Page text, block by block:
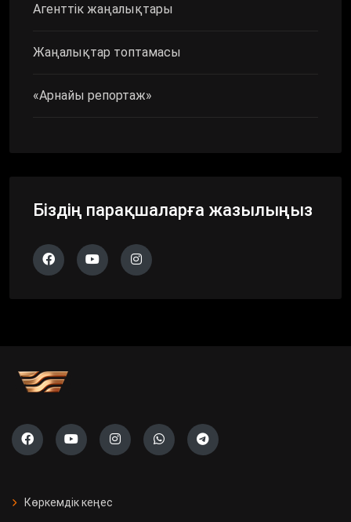
Агенттік жаңалықтары
Жаңалықтар топтамасы
«Арнайы репортаж»
Біздің парақшаларға жазылыңыз
Көркемдік кеңес